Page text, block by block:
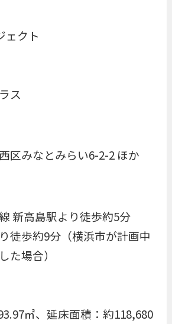
ェクト
ス
区みなとみらい6-2-2 ほか
新高島駅より徒歩約5分
徒歩約9分（横浜市が計画中
た場合）
㎡、延床面積：約118,680